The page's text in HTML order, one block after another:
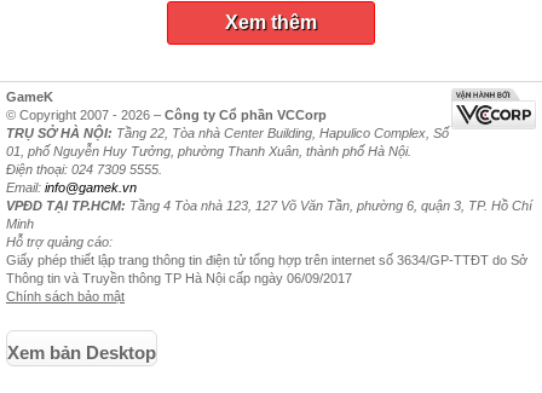
Xem thêm
GameK
© Copyright 2007 - 2026 – Công ty Cổ phần VCCorp
TRỤ SỞ HÀ NỘI: Tầng 22, Tòa nhà Center Building, Hapulico Complex, Số
01, phố Nguyễn Huy Tưởng, phường Thanh Xuân, thành phố Hà Nội.
Điện thoại: 024 7309 5555.
Email: info@gamek.vn
VPĐD TẠI TP.HCM: Tầng 4 Tòa nhà 123, 127 Võ Văn Tần, phường 6, quận 3, TP. Hồ Chí
Minh
Hỗ trợ quảng cáo:
Giấy phép thiết lập trang thông tin điện tử tổng hợp trên internet số 3634/GP-TTĐT do Sở
Thông tin và Truyền thông TP Hà Nội cấp ngày 06/09/2017
Chính sách bảo mật
Xem bản Desktop